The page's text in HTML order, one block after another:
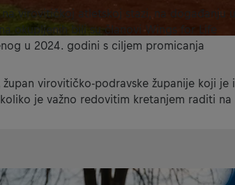
virovitičkoj atletskoj stazi, na događanju u
okupljenih bili su članovi Wings for Life
u 2024. godini s ciljem promicanja
virovitičko-podravske županije koji je i
je važno redovitim kretanjem raditi na